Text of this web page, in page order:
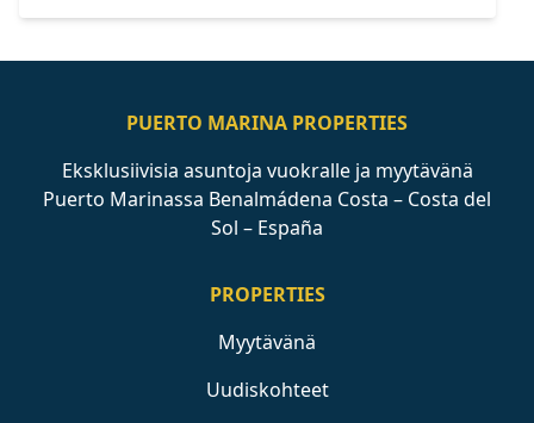
PUERTO MARINA PROPERTIES
Eksklusiivisia asuntoja vuokralle ja myytävänä
Puerto Marinassa Benalmádena Costa – Costa del
Sol – España
PROPERTIES
Myytävänä
Uudiskohteet